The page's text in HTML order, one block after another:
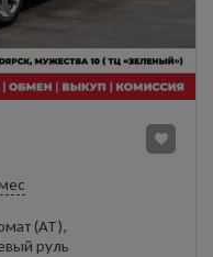
(AT),
руль